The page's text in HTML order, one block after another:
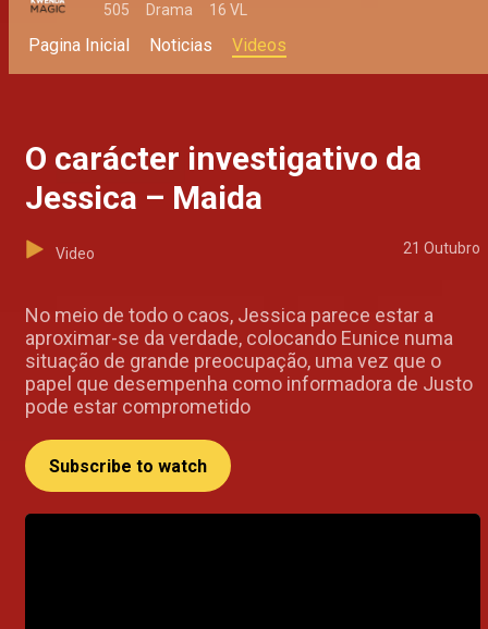
505 Drama 16 VL
Pagina Inicial Noticias Videos
O carácter investigativo da
Jessica – Maida
Video 21 Outubro
No meio de todo o caos, Jessica parece estar a
aproximar-se da verdade, colocando Eunice numa
situação de grande preocupação, uma vez que o
papel que desempenha como informadora de Justo
pode estar comprometido
Subscribe to watch